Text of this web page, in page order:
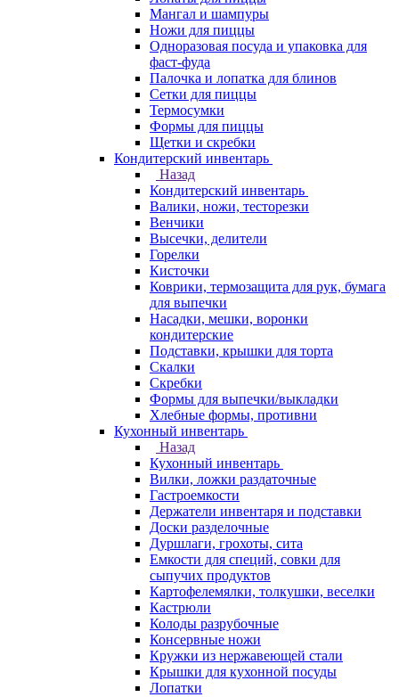
Мангал и шампуры
Ножи для пиццы
Одноразовая посуда и упаковка для
фаст-фуда
Палочка и лопатка для блинов
Сетки для пиццы
Термосумки
Формы для пиццы
Щетки и скребки
Кондитерский инвентарь
Назад
Кондитерский инвентарь
Валики, ножи, тесторезки
Венчики
Высечки, делители
Горелки
Кисточки
Коврики, термозащита для рук, бумага
для выпечки
Насадки, мешки, воронки
кондитерские
Подставки, крышки для торта
Скалки
Скребки
Формы для выпечки/выкладки
Хлебные формы, противни
Кухонный инвентарь
Назад
Кухонный инвентарь
Вилки, ложки раздаточные
Гастроемкости
Держатели инвентаря и подставки
Доски разделочные
Дуршлаги, грохоты, сита
Емкости для специй, совки для
сыпучих продуктов
Картофелемялки, толкушки, веселки
Кастрюли
Колоды разрубочные
Консервные ножи
Кружки из нержавеющей стали
Крышки для кухонной посуды
Лопатки